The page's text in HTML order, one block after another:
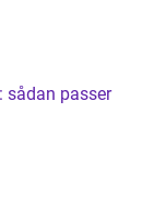
sådan passer